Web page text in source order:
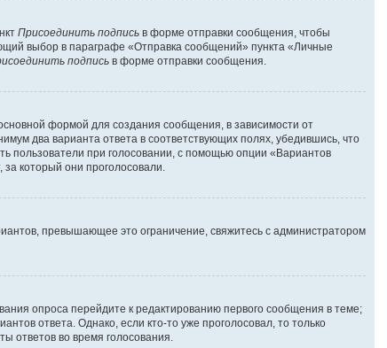
Присоединить подпись в форме отправки сообщения, чтобы
выбор в параграфе «Отправка сообщений» пункта «Личные
подпись в форме отправки сообщения.
формой для создания сообщения, в зависимости от
два варианта ответа в соответствующих полях, убедившись, что
пользователи при голосовании, с помощью опции «Вариантов
который они проголосовали.
превышающее это ограничение, свяжитесь с администратором
опроса перейдите к редактированию первого сообщения в теме;
ответа. Однако, если кто-то уже проголосовал, то только
ответов во время голосования.